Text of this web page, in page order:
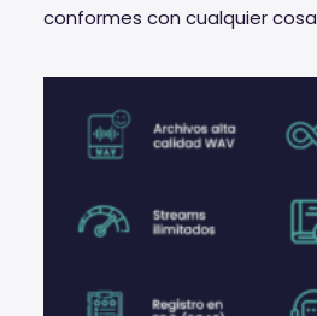
conformes con cualquier cosa